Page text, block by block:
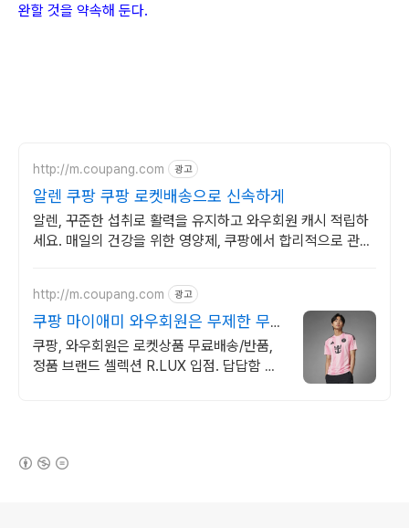
완할 것을 약속해 둔다.
http://m.coupang.com 광고
알렌 쿠팡 쿠팡 로켓배송으로 신속하게
알렌, 꾸준한 섭취로 활력을 유지하고 와우회원 캐시 적립하
세요. 매일의 건강을 위한 영양제, 쿠팡에서 합리적으로 관리
http://m.coupang.com 광고
쿠팡 마이애미 와우회원은 무제한 무료
배송
쿠팡, 와우회원은 로켓상품 무료배송/반품,
정품 브랜드 셀렉션 R.LUX 입점. 답답함 없